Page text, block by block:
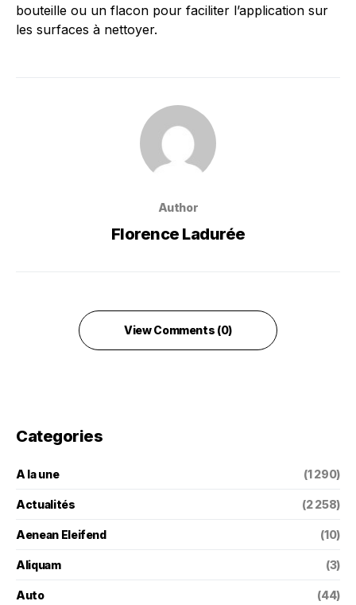
bouteille ou un flacon pour faciliter l’application sur
les surfaces à nettoyer.
Author
Florence Ladurée
View Comments (0)
Categories
A la une (1 290)
Actualités (2 258)
Aenean Eleifend (10)
Aliquam (3)
Auto (44)